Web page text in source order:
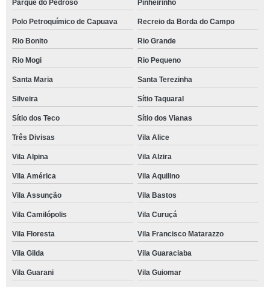
Parque do Pedroso Pinheirinho
Polo Petroquímico de Capuava Recreio da Borda do Campo
Rio Bonito Rio Grande
Rio Mogi Rio Pequeno
Santa Maria Santa Terezinha
Silveira Sítio Taquaral
Sítio dos Teco Sítio dos Vianas
Três Divisas Vila Alice
Vila Alpina Vila Alzira
Vila América Vila Aquilino
Vila Assunção Vila Bastos
Vila Camilópolis Vila Curuçá
Vila Floresta Vila Francisco Matarazzo
Vila Gilda Vila Guaraciaba
Vila Guarani Vila Guiomar